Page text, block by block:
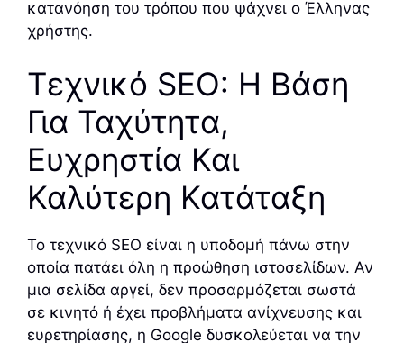
κατανόηση του τρόπου που ψάχνει ο Έλληνας
χρήστης.
Τεχνικό SEO: Η Βάση
Για Ταχύτητα,
Ευχρηστία Και
Καλύτερη Κατάταξη
Το τεχνικό SEO είναι η υποδομή πάνω στην
οποία πατάει όλη η προώθηση ιστοσελίδων. Αν
μια σελίδα αργεί, δεν προσαρμόζεται σωστά
σε κινητό ή έχει προβλήματα ανίχνευσης και
ευρετηρίασης, η Google δυσκολεύεται να την